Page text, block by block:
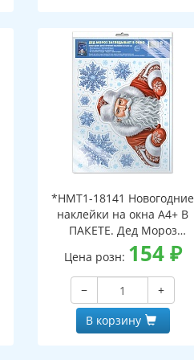
*НМТ1-18141 Новогодние
наклейки на окна А4+ В
ПАКЕТЕ. Дед Мороз
заглядывает в окно (видны
с обеих сторон,
многоразовые, в
индивидуальной упаковке,
с европодвесом и клеевым
клапаном)
Цена розн: 154₽
−
+
В корзину